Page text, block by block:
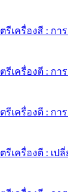
เครื่องสี : กา
เครื่องตี : การ
เครื่องตี : การ
เครื่องตี : เป